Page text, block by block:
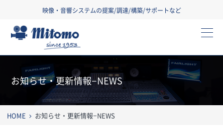
映像・音響システムの提案/調達/構築/サポートなど
お知らせ・更新情報−NEWS
HOME お知らせ・更新情報−NEWS